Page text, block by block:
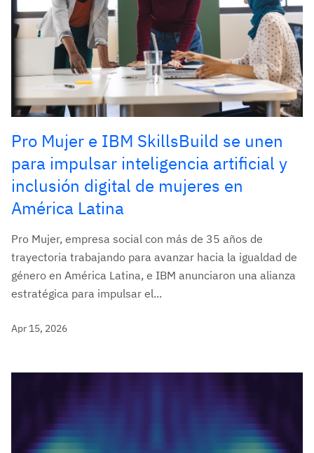
Pro Mujer e IBM SkillsBuild se unen
para impulsar inteligencia artificial y
inclusión digital de mujeres en
América Latina
Pro Mujer, empresa social con más de 35 años de
trayectoria trabajando para avanzar hacia la igualdad de
género en América Latina, e IBM anunciaron una alianza
estratégica para impulsar el...
Apr 15, 2026